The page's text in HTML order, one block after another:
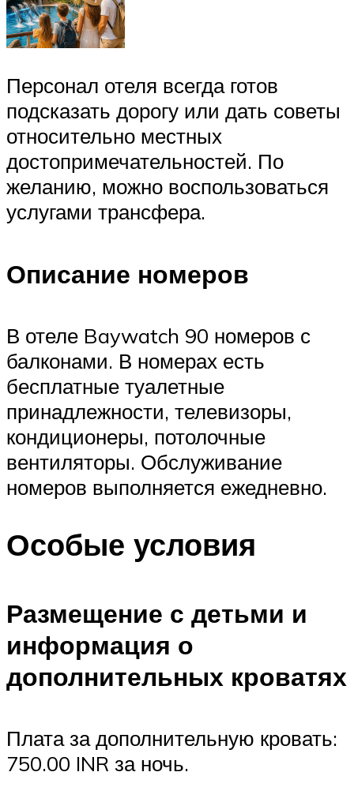
Персонал отеля всегда готов
подсказать дорогу или дать советы
относительно местных
достопримечательностей. По
желанию, можно воспользоваться
услугами трансфера.
Описание номеров
В отеле Baywatch 90 номеров с
балконами. В номерах есть
бесплатные туалетные
принадлежности, телевизоры,
кондиционеры, потолочные
вентиляторы. Обслуживание
номеров выполняется ежедневно.
Особые условия
Размещение с детьми и
информация о
дополнительных кроватях
Плата за дополнительную кровать:
750.00 INR за ночь.